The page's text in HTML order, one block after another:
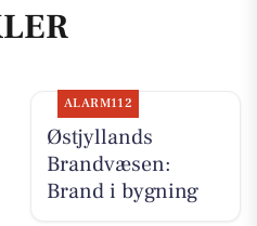
ALARM112
Østjyllands
Brandvæsen:
Brand i bygning